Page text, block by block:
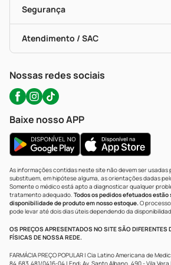
Formas De Pagamento
Troca E Devolução
Bulas De A A Z
Políticas De Marketplace
Serviços Farmacêuticos
Testes Rápidos
Autoteste Covid-19
Segurança
Certificado De Segurança
Portal Da Privacidade
Atendimento / SAC
WhatsApp (47) 9202-1687
Nossas redes sociais
Baixe nosso APP
As informações contidas neste site não devem ser
substituem, em hipótese alguma, as orientações dadas
Somente o médico está apto a diagnosticar qualquer
tratamento adequado. Todos os pedidos efetuados
disponibilidade de produto em nosso estoque.O
pode levar até dois dias úteis dependendo da
OS PREÇOS APRESENTADOS NO SITE SÃO DIFERENTES
FÍSICAS DE NOSSA REDE.
FARMÁCIA PREÇO POPULAR | Cia Latino Americana de
84.683.481/0416-04 | End: Av. Santo Albano, 490 - Vila Vera